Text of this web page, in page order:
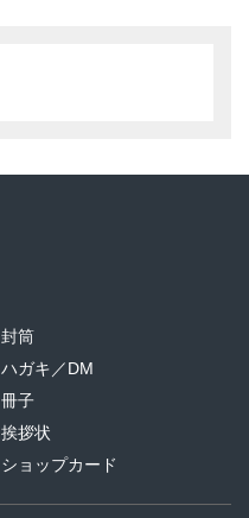
封筒
ハガキ／DM
冊子
挨拶状
ショップカード